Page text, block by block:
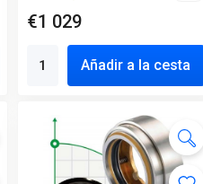
€1 029
Añadir a la cesta